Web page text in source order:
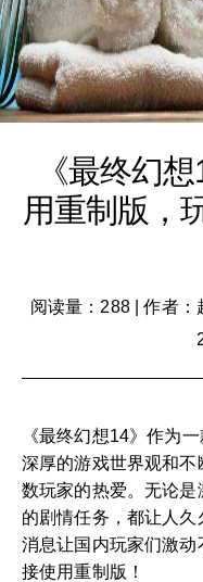
《最终幻
用重制版，
阅读量：288|作者：
《最终幻想14》作为
深厚的游戏世界观和
数玩家的热爱。无论
的剧情任务，都让人
消息让国内玩家们激
接使用重制版！